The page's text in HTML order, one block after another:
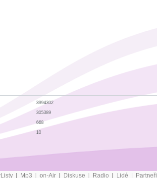
3994302
305389
668
10
Mp3 on-Air Diskuse Radio Lidé Partneři